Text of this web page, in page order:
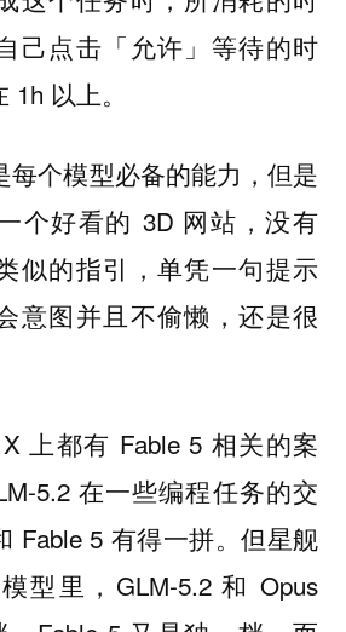
己点击「允许」等待的时
以上。
每个模型必备的能力，但是
个好看的 3D 网站，没有
似的指引，单凭一句提示
意图并且不偷懒，还是很
上都有 Fable 5 相关的案
5.2 在一些编程任务的交
Fable 5 有得一拼。但星舰
型里，GLM-5.2 和 Opus